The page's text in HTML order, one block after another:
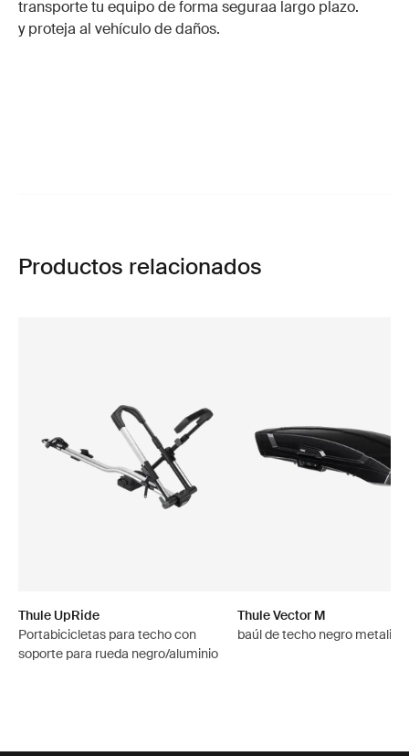
transporte tu equipo de forma segura
y proteja al vehículo de daños.
a largo plazo.
Productos relacionados
Thule UpRide
Portabicicletas para techo con
soporte para rueda negro/aluminio
Thule Vector M
baúl de techo negro